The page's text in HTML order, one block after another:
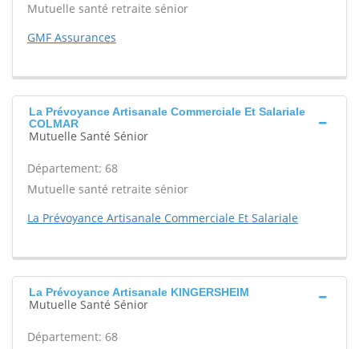
Mutuelle santé retraite sénior
GMF Assurances
La Prévoyance Artisanale Commerciale Et Salariale
COLMAR
Mutuelle Santé Sénior
Département: 68
Mutuelle santé retraite sénior
La Prévoyance Artisanale Commerciale Et Salariale
La Prévoyance Artisanale KINGERSHEIM
Mutuelle Santé Sénior
Département: 68